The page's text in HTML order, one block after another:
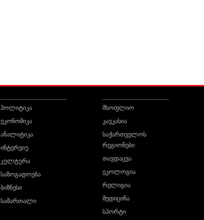
პოლიტიკა
ეკონომიკა
ანალიტიკა
ინტერვიუ
კულტურა
საზოგადოება
ბიზნესი
სამართალი
მსოფლიო
კავკასია
საქართველოს
რეგიონები
თავდაცვა
ეკოლოგია
რელიგია
მედიცინა
სპორტი